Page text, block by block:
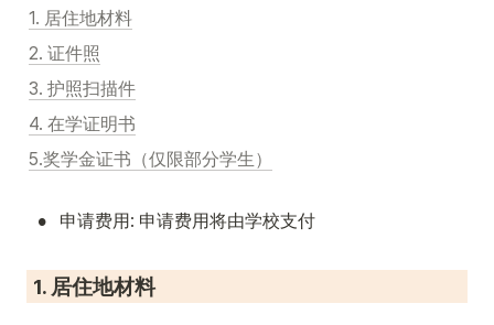
1. 居住地材料
2. 证件照
3. 护照扫描件
4. 在学证明书
5.奖学金证书（仅限部分学生）
• 申请费用: 申请费用将由学校支付
1. 居住地材料